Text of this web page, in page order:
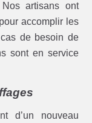
artisans ont
accomplir les
de besoin de
sont en service
d’un nouveau